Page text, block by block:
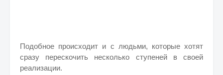
Подобное происходит и с людьми, которые хотят
сразу перескочить несколько ступеней в своей
реализации.